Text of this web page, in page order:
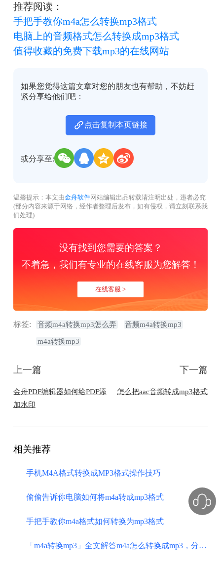
推荐阅读：
手把手教你m4a怎么转换mp3格式
电脑上的音频格式怎么转换成mp3格式
值得收藏的免费下载mp3的在线网站
如果您觉得这篇文章对您的朋友也有帮助，不妨赶
紧分享给他们吧：
点击复制本页链接
或分享至:
温馨提示：本文由金舟软件网站编辑出品转载请注明出处，违者必究
(部分内容来源于网络，经作者整理后发布，如有侵权，请立刻联系我
们处理)
没有找到您需要的答案？
不着急，我们有专业的在线客服为您解答！
在线客服 >
标签: 音频m4a转换mp3怎么弄 音频m4a转换mp3
m4a转换mp3
上一篇
金舟PDF编辑器如何给PDF添
加水印
下一篇
怎么把aac音频转成mp3格式
相关推荐
手机M4A格式转换成MP3格式操作技巧
偷偷告诉你电脑如何将m4a转成mp3格式
手把手教你m4a格式如何转换为mp3格式
「m4a转换mp3」全文解答m4a怎么转换成mp3，分享6款格式转换应用！